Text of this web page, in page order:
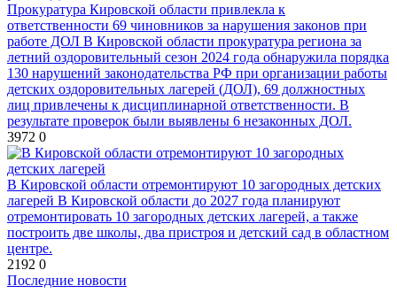
Прокуратура Кировской области привлекла к
ответственности 69 чиновников за нарушения законов при
работе ДОЛ В Кировской области прокуратура региона за
летний оздоровительный сезон 2024 года обнаружила порядка
130 нарушений законодательства РФ при организации работы
детских оздоровительных лагерей (ДОЛ), 69 должностных
лиц привлечены к дисциплинарной ответственности. В
результате проверок были выявлены 6 незаконных ДОЛ.
3972 0
В Кировской области отремонтируют 10 загородных детских
лагерей В Кировской области до 2027 года планируют
отремонтировать 10 загородных детских лагерей, а также
построить две школы, два пристроя и детский сад в областном
центре.
2192 0
Последние новости